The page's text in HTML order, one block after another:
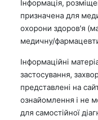
Інформація,
призначена для
охорони здоров'я
медичну/
Інформаційні
застосування,
представлені на
ознайомлення і не
для самостійної